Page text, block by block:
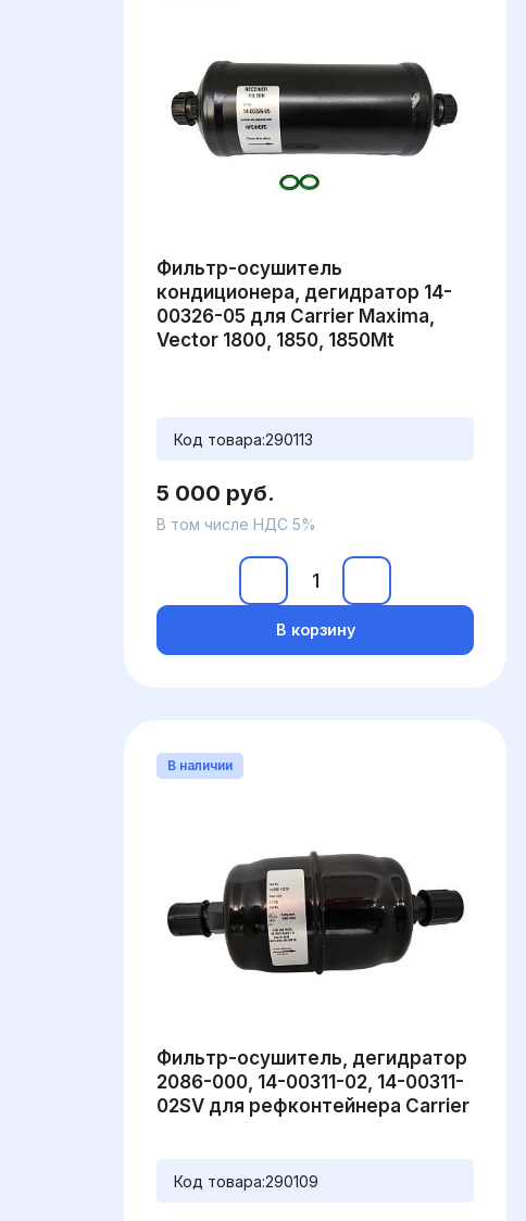
Фильтр-осушитель
кондиционера, дегидратор 14-
00326-05 для Carrier Maxima,
Vector 1800, 1850, 1850Mt
Код товара:290113
5 000 руб.
В том числе НДС 5%
В корзину
В наличии
Фильтр-осушитель, дегидратор
2086-000, 14-00311-02, 14-00311-
02SV для рефконтейнера Carrier
Код товара:290109